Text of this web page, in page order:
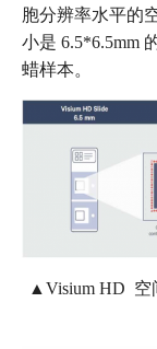
胞分辨率水平的
小是 6.5*6.5mm
蜡样本。
▲Visium HD 空